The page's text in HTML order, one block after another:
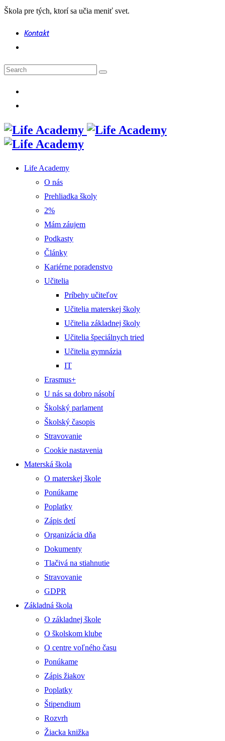
Škola pre tých, ktorí sa učia meniť svet.
Kontakt
Life Academy
O nás
Prehliadka školy
2%
Mám záujem
Podkasty
Články
Kariérne poradenstvo
Učitelia
Príbehy učiteľov
Učitelia materskej školy
Učitelia základnej školy
Učitelia špeciálnych tried
Učitelia gymnázia
IT
Erasmus+
U nás sa dobro násobí
Školský parlament
Školský časopis
Stravovanie
Cookie nastavenia
Materská škola
O materskej škole
Ponúkame
Poplatky
Zápis detí
Organizácia dňa
Dokumenty
Tlačivá na stiahnutie
Stravovanie
GDPR
Základná škola
O základnej škole
O školskom klube
O centre voľného času
Ponúkame
Zápis žiakov
Poplatky
Štipendium
Rozvrh
Žiacka knižka